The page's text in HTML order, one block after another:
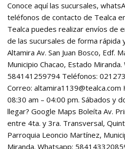
Conoce aquí las sucursales,
teléfonos de contacto de Tealca
Tealca puedes realizar envíos de
de las sucursales de forma rápida
Altamira Av. San Juan Bosco, Edf.
Municipio Chacao, Estado Miranda.
584141259794 Teléfonos:
Correo: altamira1139@tealca.com
08:30 am – 04:00 pm. Sábados y
llegar? Google Maps Boleíta Av.
entre 4ta. y 3ra. Transversal,
Parroquia Leoncio Martínez,
Miranda. Whatsapp: